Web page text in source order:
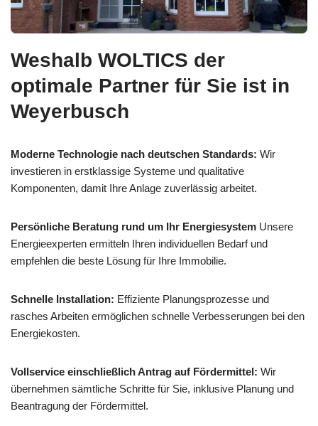
Weshalb WOLTICS der
optimale Partner für Sie ist in
Weyerbusch
Moderne Technologie nach deutschen Standards: Wir
investieren in erstklassige Systeme und qualitative
Komponenten, damit Ihre Anlage zuverlässig arbeitet.
Persönliche Beratung rund um Ihr Energiesystem Unsere
Energieexperten ermitteln Ihren individuellen Bedarf und
empfehlen die beste Lösung für Ihre Immobilie.
Schnelle Installation: Effiziente Planungsprozesse und
rasches Arbeiten ermöglichen schnelle Verbesserungen bei den
Energiekosten.
Vollservice einschließlich Antrag auf Fördermittel: Wir
übernehmen sämtliche Schritte für Sie, inklusive Planung und
Beantragung der Fördermittel.